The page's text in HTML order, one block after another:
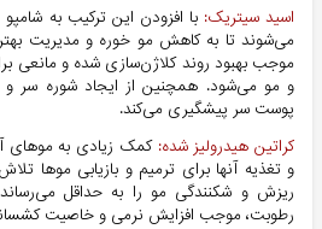
اسید سیتریک:
می‌شوند تا به کاهش مو خوره و مدیریت
موجب بهبود روند کلاژن‌سازی شده و مانعی
و مو می‌شود. همچنین از ایجاد شوره سر و
پوست سر پیشگیری می‌کند.
کراتین هیدرولیز شده:کمک زیادی به موهای
و تغذیه آنها برای ترمیم و بازیابی موها
ریزش و شکنندگی مو را به حداقل
رطوبت، موجب افزایش نرمی و خاصیت